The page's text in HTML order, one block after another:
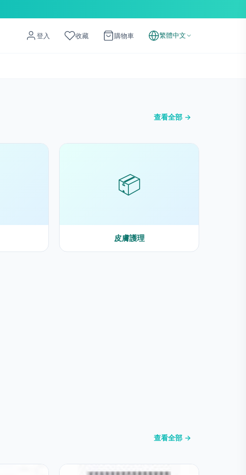
登入 收藏 購物車 繁體中文
查看全部 →
📦
皮膚護理
查看全部 →